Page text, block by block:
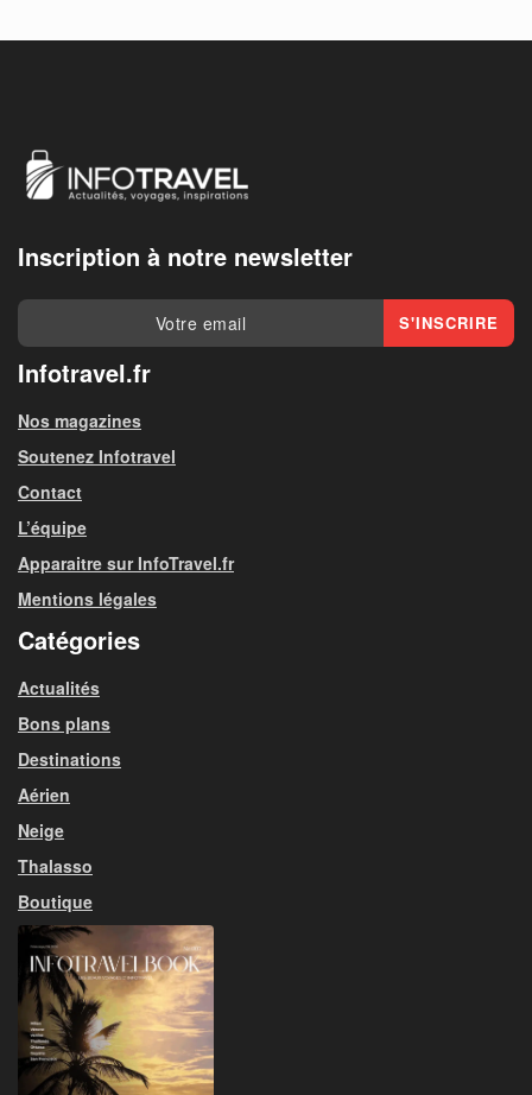
Inscription à notre newsletter
Infotravel.fr
Nos magazines
Soutenez Infotravel
Contact
L’équipe
Apparaitre sur InfoTravel.fr
Mentions légales
Catégories
Actualités
Bons plans
Destinations
Aérien
Neige
Thalasso
Boutique